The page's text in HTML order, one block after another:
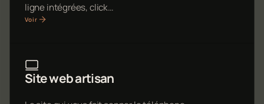
ligne intégrées, click…
Voir
Site web artisan